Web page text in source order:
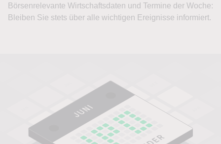
Börsenrelevante Wirtschaftsdaten und Termine der Woche:
Bleiben Sie stets über alle wichtigen Ereignisse informiert.